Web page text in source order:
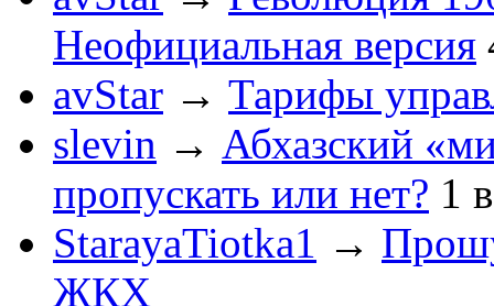
Неофициальная версия
avStar → Тарифы
slevin → Абхазский
пропускать или нет? 1
StarayaTiotka1 →
ЖКХ